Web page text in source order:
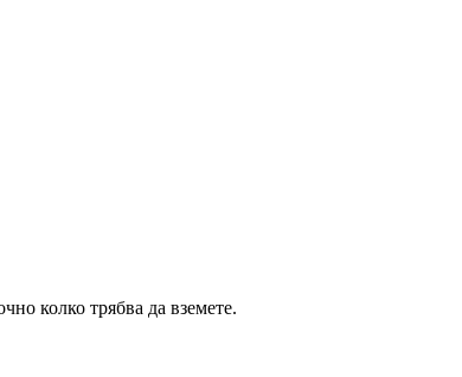
колко трябва да вземете.